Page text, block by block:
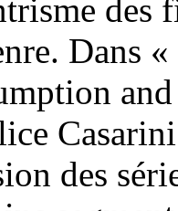
des
Dans
des